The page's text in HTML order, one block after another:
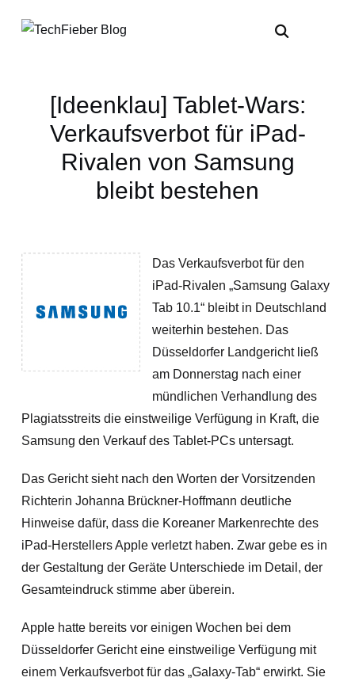
[Ideenklau] Tablet-Wars:
Verkaufsverbot für iPad-
Rivalen von Samsung
bleibt bestehen
Das Verkaufsverbot für den
iPad-Rivalen „Samsung Galaxy
Tab 10.1“ bleibt in Deutschland
weiterhin bestehen. Das
Düsseldorfer Landgericht ließ
am Donnerstag nach einer
mündlichen Verhandlung des
Plagiatsstreits die einstweilige Verfügung in Kraft, die
Samsung den Verkauf des Tablet-PCs untersagt.
Das Gericht sieht nach den Worten der Vorsitzenden
Richterin Johanna Brückner-Hoffmann deutliche
Hinweise dafür, dass die Koreaner Markenrechte des
iPad-Herstellers Apple verletzt haben. Zwar gebe es in
der Gestaltung der Geräte Unterschiede im Detail, der
Gesamteindruck stimme aber überein.
Apple hatte bereits vor einigen Wochen bei dem
Düsseldorfer Gericht eine einstweilige Verfügung mit
einem Verkaufsverbot für das „Galaxy-Tab“ erwirkt. Sie